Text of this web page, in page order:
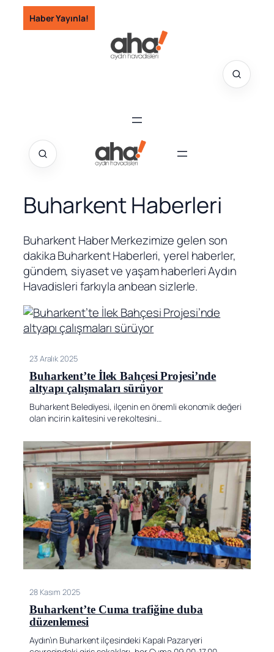
İçeriğe
geç
Haber Yayınla!
Buharkent Haberleri
Buharkent Haber Merkezimize gelen son
dakika Buharkent Haberleri, yerel haberler,
gündem, siyaset ve yaşam haberleri Aydın
Havadisleri farkıyla anbean sizlerle.
23 Aralık 2025
Buharkent’te İlek Bahçesi Projesi’nde
altyapı çalışmaları sürüyor
Buharkent Belediyesi, ilçenin en önemli ekonomik değeri
olan incirin kalitesini ve rekoltesini…
28 Kasım 2025
Buharkent’te Cuma trafiğine duba
düzenlemesi
Aydın’ın Buharkent ilçesindeki Kapalı Pazaryeri